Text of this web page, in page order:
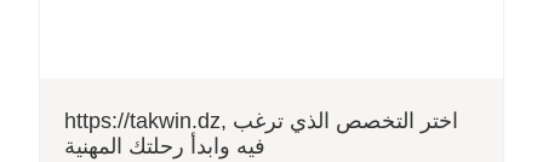
https://takwin.dz, اختر التخصص الذي ترغب
فيه وابدأ رحلتك المهنية